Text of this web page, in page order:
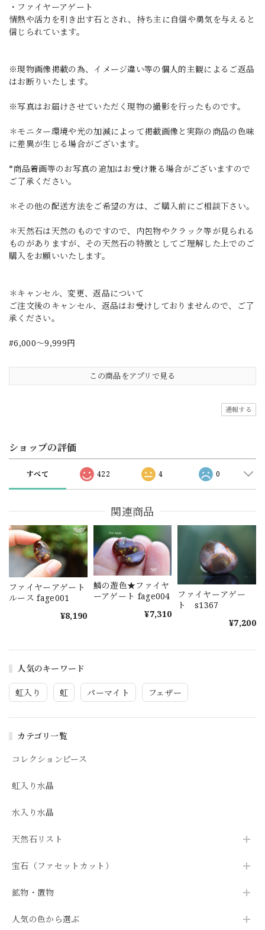
人気のキーワード
虹入り 虹 パーマイト フェザー
カテゴリ一覧
コレクションピース
虹入り水晶
水入り水晶
天然石リスト
宝石（ファセットカット）
鉱物・置物
人気の色から選ぶ
・ファイヤーアゲート
情熱や活力を引き出す石とされ、持ち主に自信や勇気を与えると
信じられています。
※現物画像掲載の為、イメージ違い等の個人的主観によるご返品
はお断りいたします。
※写真はお届けさせていただく現物の撮影を行ったものです。
＊モニター環境や光の加減によって掲載画像と実際の商品の色味
に差異が生じる場合がございます。
*商品着画等のお写真の追加はお受け兼る場合がございますので
ご了承ください。
＊その他の配送方法をご希望の方は、ご購入前にご相談下さい。
＊天然石は天然のものですので、内包物やクラック等が見られる
ものがありますが、その天然石の特徴としてご理解した上でのご
購入をお願いいたします。
＊キャンセル、変更、返品について
ご注文後のキャンセル、返品はお受けしておりませんので、ご了
承ください。
#6,000～9,999円
この商品をアプリで見る
通報する
ショップの評価
すべて 422 4 0
関連商品
ファイヤーアゲート
ルース fage001
¥8,190
鱗の遊色★ファイヤ
ーアゲート fage004
¥7,310
ファイヤーアゲー
ト s1367
¥7,200